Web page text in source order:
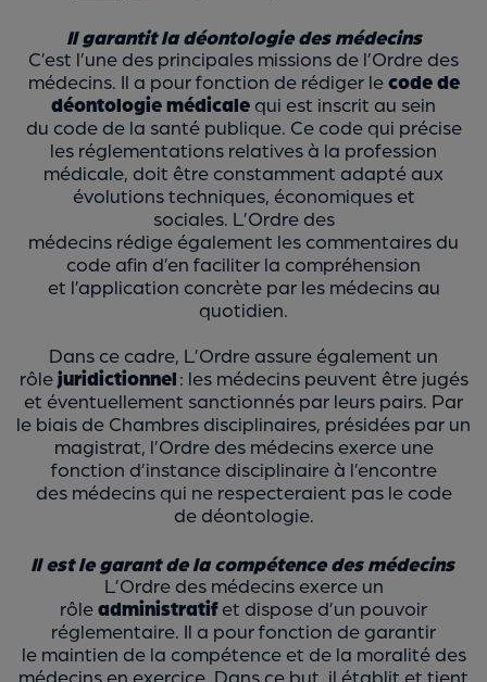
Il garantit la déontologie des médecins
C’est l’une des principales missions de l’Ordre des
médecins. Il a pour fonction de rédiger lecode de
déontologie médicale qui est inscrit au sein
du code de la santé publique. Ce code qui précise
les réglementations relatives à la profession
médicale, doit être constamment adapté aux
évolutions techniques, économiques et
sociales. L’Ordre des
médecins rédige également les commentaires du
code afin d’en faciliter la compréhension
et l’application concrète par les médecins au
quotidien.
Dans ce cadre, L’Ordre assure également un
rôlejuridictionnel: les médecins peuvent être jugés
et éventuellement sanctionnés par leurs pairs. Par
le biais de Chambres disciplinaires, présidées par un
magistrat, l’Ordre des médecins exerce une
fonction d’instance disciplinaire à l’encontre
des médecins qui ne respecteraient pas le code
de déontologie.
Il est le garant de la compétence des médecins
L’Ordre des médecins exerce un
rôleadministratifet dispose d’un pouvoir
réglementaire. Il a pour fonction de garantir
le maintien de la compétence et de la moralité des
médecins en exercice. Dans ce but, il établit et tient